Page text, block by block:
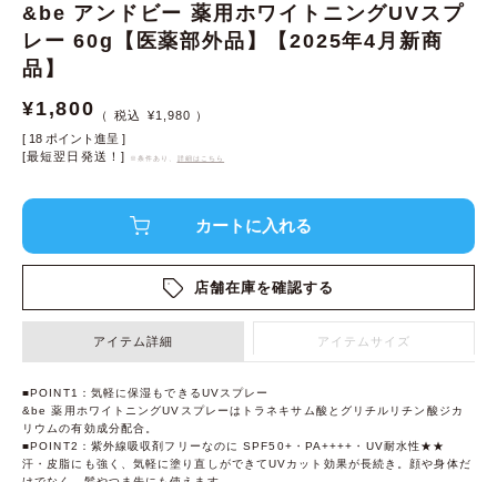
&be アンドビー 薬用ホワイトニングUVスプ
レー 60g【医薬部外品】【2025年4月新商
品】
¥1,800 ¥1,980
[ 18 ポイント進呈 ]
[最短翌日発送！]
※条件あり、 詳細はこちら
店舗在庫を確認する
アイテム詳細 アイテムサイズ
■POINT1：気軽に保湿もできるUVスプレー
&be 薬用ホワイトニングUVスプレーはトラネキサム酸とグリチルリチン酸ジカ
リウムの有効成分配合。
■POINT2：紫外線吸収剤フリーなのに SPF50+・PA++++・UV耐水性★★
汗・皮脂にも強く、気軽に塗り直しができてUVカット効果が長続き。顔や身体だ